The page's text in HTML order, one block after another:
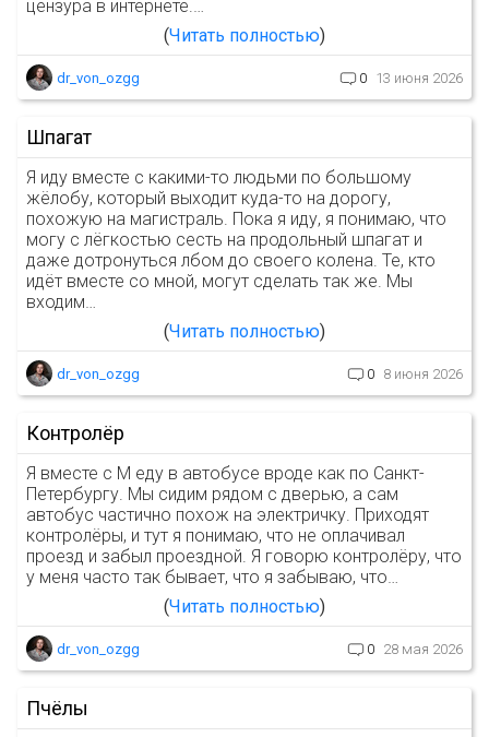
цензура в интернете.…
Читать полностью
dr_von_ozgg 0 13 июня 2026
Шпагат
Я иду вместе с какими-то людьми по большому
жёлобу, который выходит куда-то на дорогу,
похожую на магистраль. Пока я иду, я понимаю, что
могу с лёгкостью сесть на продольный шпагат и
даже дотронуться лбом до своего колена. Те, кто
идёт вместе со мной, могут сделать так же. Мы
входим…
Читать полностью
dr_von_ozgg 0 8 июня 2026
Контролёр
Я вместе с М еду в автобусе вроде как по Санкт-
Петербургу. Мы сидим рядом с дверью, а сам
автобус частично похож на электричку. Приходят
контролёры, и тут я понимаю, что не оплачивал
проезд и забыл проездной. Я говорю контролёру, что
у меня часто так бывает, что я забываю, что…
Читать полностью
dr_von_ozgg 0 28 мая 2026
Пчёлы